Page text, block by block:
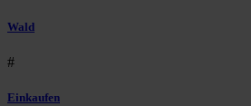
Wald
#
Einkaufen